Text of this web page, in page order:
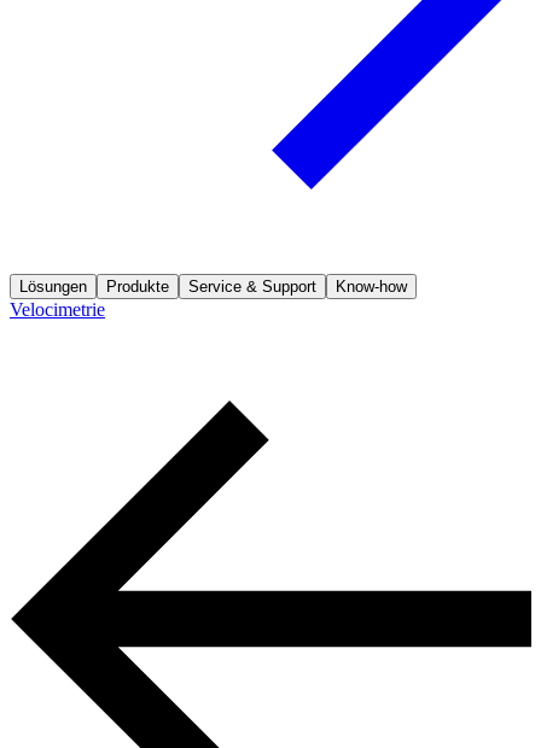
Lösungen Produkte Service & Support Know-how
Velocimetrie